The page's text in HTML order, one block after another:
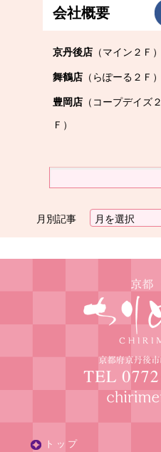
会社概要
京丹後店 （マイン２Ｆ）
舞鶴店 （らぽーる２Ｆ）
豊岡店 （コープデイズ２
Ｆ）
月別記事
ト ッ プ